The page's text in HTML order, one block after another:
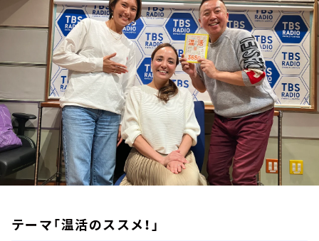
イベント・グッズ
YouTube
会社情報
テーマ「温活のススメ！」